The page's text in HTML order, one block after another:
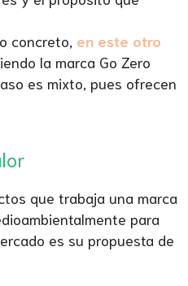
concreto, en este otro
la marca Go Zero
es mixto, pues ofrecen
que trabaja una marca
para
es su propuesta de